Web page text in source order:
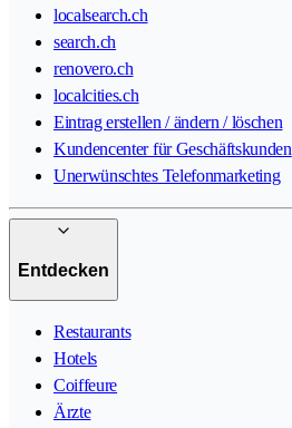
localsearch.ch
search.ch
renovero.ch
localcities.ch
Eintrag erstellen / ändern / löschen
Kundencenter für Geschäftskunden
Unerwünschtes Telefonmarketing
Entdecken
Restaurants
Hotels
Coiffeure
Ärzte